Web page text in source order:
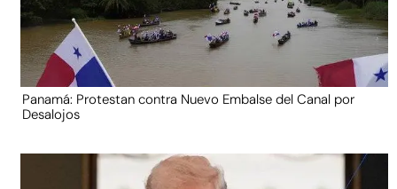
Panamá: Protestan contra Nuevo Embalse del Canal por
Desalojos